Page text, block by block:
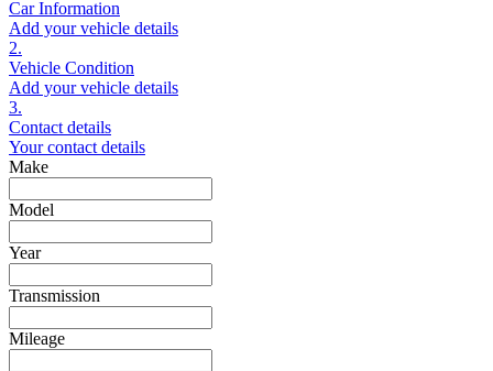
Car Information
Add your vehicle details
2.
Vehicle Condition
Add your vehicle details
3.
Contact details
Your contact details
Make
Model
Year
Transmission
Mileage